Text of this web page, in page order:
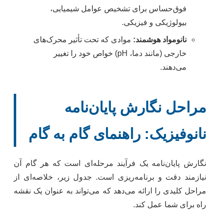
فوق‌حساس برای تشخیص عوامل شیمیایی،
بیولوژیکی و فیزیکی.
نانومواد هوشمند: موادی که تحت تأثیر محرک‌های
خارجی (مانند دما، pH) خواص خود را تغییر
می‌دهند.
مراحل نگارش پایان‌نامه
نانوفیزیک: راهنمای گام به گام
نگارش پایان‌نامه یک فرآیند مرحله‌ای است که هر گام آن
نیازمند دقت و برنامه‌ریزی است. جدول زیر، خلاصه‌ای از
مراحل کلیدی را ارائه می‌دهد که می‌تواند به عنوان یک نقشه
راه برای شما عمل کند.